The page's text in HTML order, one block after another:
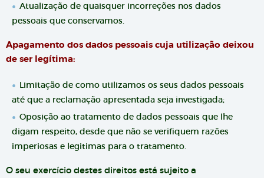
Atualização de quaisquer incorreções nos dados
pessoais que conservamos.
Apagamento dos dados pessoais cuja utilização deixou
de ser legítima:
Limitação de como utilizamos os seus dados pessoais
até que a reclamação apresentada seja investigada;
Oposição ao tratamento de dados pessoais que lhe
digam respeito, desde que não se verifiquem razões
imperiosas e legitimas para o tratamento.
O seu exercício destes direitos está sujeito a